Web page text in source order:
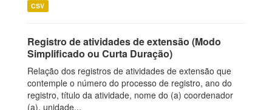
CSV
Registro de atividades de extensão (Modo
Simplificado ou Curta Duração)
Relação dos registros de atividades de extensão que
contemple o número do processo de registro, ano do
registro, título da atividade, nome do (a) coordenador
(a), unidade...